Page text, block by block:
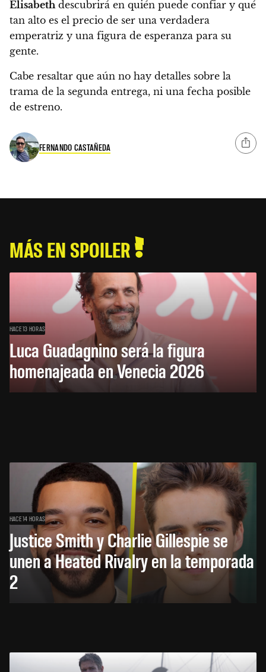
Elisabeth descubrirá en quién puede confiar y qué
tan alto es el precio de ser una verdadera
emperatriz y una figura de esperanza para su
gente.
Cabe resaltar que aún no hay detalles sobre la
trama de la segunda entrega, ni una fecha posible
de estreno.
FERNANDO CASTAÑEDA
MÁS EN SPOILER
HACE 13 HORAS
Luca Guadagnino será la figura
homenajeada en Venecia 2026
HACE 14 HORAS
Justice Smith y Charlie Gillespie se
unen a Heated Rivalry en la temporada
2